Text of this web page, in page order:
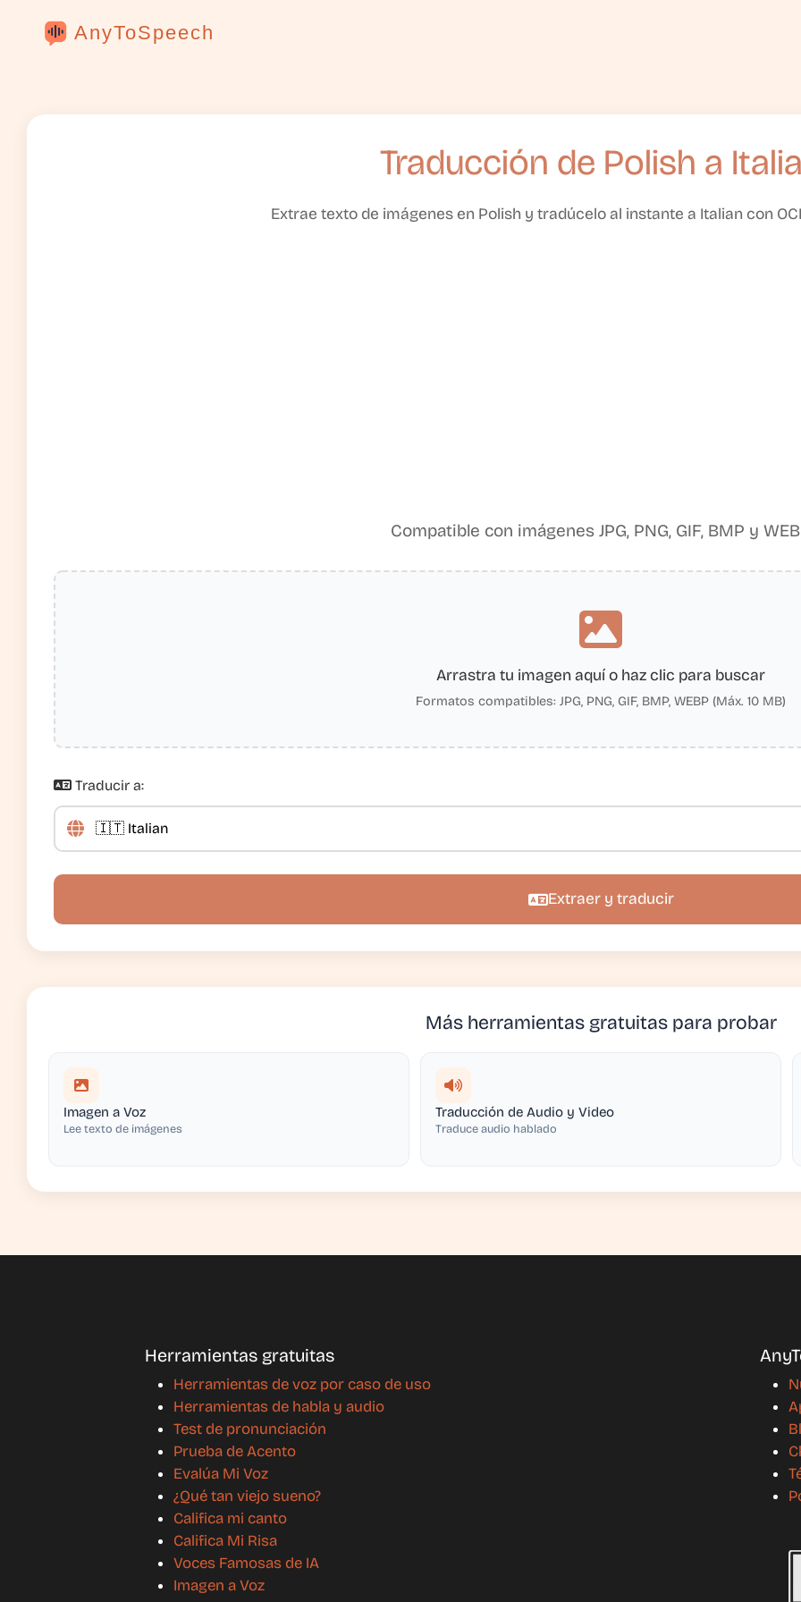
AnyToSpeech
Traducción de Polish a
Extrae texto de imágenes en Polish y tradúcelo al instante a Italian con
Compatible con imágenes JPG, PNG, GIF, BMP y
Arrastra tu imagen aquí o haz clic para buscar
Formatos compatibles: JPG, PNG, GIF, BMP, WEBP (Máx. 10 MB)
Traducir a:
Extraer y traducir
Más herramientas gratuitas para probar
Imagen a Voz
Lee texto de imágenes
Traducción de Audio y Video
Traduce audio hablado
Herramientas gratuitas
Herramientas de voz por caso de uso
Herramientas de habla y audio
Test de pronunciación
Prueba de Acento
Evalúa Mi Voz
¿Qué tan viejo sueno?
Califica mi canto
Califica Mi Risa
Voces Famosas de IA
Imagen a Voz